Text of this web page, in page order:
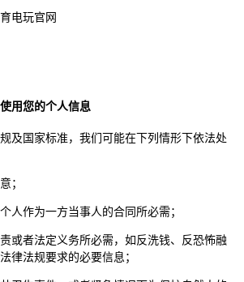
电玩官网
用您的个人信息
及国家标准，我们可能在下列情形下依法处
；
人作为一方当事人的合同所必需；
或者法定义务所必需，如反洗钱、反恐怖融
律法规要求的必要信息；